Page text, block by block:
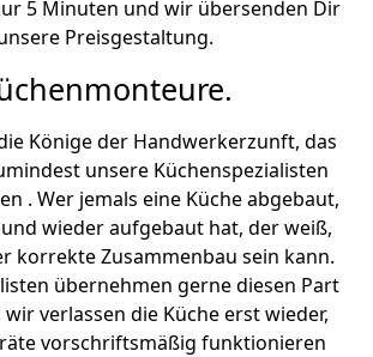
5 Minuten und wir übersenden Dir
Preisgestaltung.
Könige der Handwerkerzunft, das
unsere Küchenspezialisten
. Wer jemals eine Küche abgebaut,
wieder aufgebaut hat, der weiß,
korrekte Zusammenbau sein kann.
übernehmen gerne diesen Part
verlassen die Küche erst wieder,
vorschriftsmäßig funktionieren